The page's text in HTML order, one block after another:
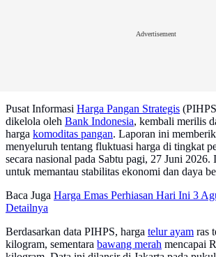
Advertisement
Pusat Informasi Harga Pangan Strategis
dikelola oleh Bank Indonesia, kembali merilis
harga komoditas pangan. Laporan ini
menyeluruh tentang fluktuasi harga di tingkat
secara nasional pada Sabtu pagi, 27 Juni
untuk memantau stabilitas ekonomi dan daya
Baca Juga Harga Emas Perhiasan Hari Ini 3
Detailnya
Berdasarkan data PIHPS, harga telur ayam ras
kilogram, sementara bawang merah mencapai